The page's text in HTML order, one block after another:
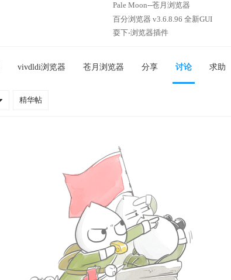
Pale Moon--苍月浏览器
百分浏览器 v3.6.8.96 全新GUI
耍下-浏览器插件
vivdldi浏览器 苍月浏览器 分享 讨论 求助
精华帖